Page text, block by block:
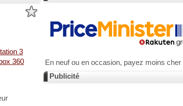
3
360
En neuf ou en occasion, payez moins cher
Publicité